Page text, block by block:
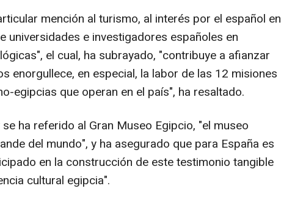
mención al turismo, al interés por el español en
universidades e investigadores españoles en
el cual, ha subrayado, "contribuye a afianzar
enorgullece, en especial, la labor de las 12 misiones
egipcias que operan en el país", ha resaltado.
se ha referido al Gran Museo Egipcio, "el museo
del mundo", y ha asegurado que para España es
en la construcción de este testimonio tangible
cultural egipcia".